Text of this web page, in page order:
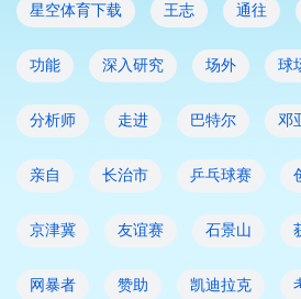
星空体育下载 王志 通往
功能 深入研究 场外 球
分析师 走进 巴特尔 邓
亲自 长治市 乒乓球赛
京津冀 友谊赛 石景山
网暴者 赞助 凯迪拉克